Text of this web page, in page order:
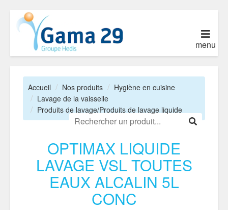
menu
Accueil Nos produits
Hygiène en cuisine
Lavage de la vaisselle
Produits de lavage/Produits de lavage liquide
OPTIMAX LIQUIDE
LAVAGE VSL TOUTES
EAUX ALCALIN 5L
CONC